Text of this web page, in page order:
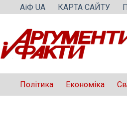
Перейти
вмісту
АіФ UA КАРТА САЙТУ
Політика Економіка